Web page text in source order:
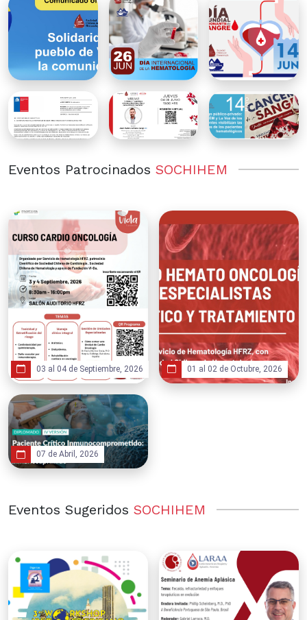
Eventos Patrocinados SOCHIHEM
03 al 04 de Septiembre, 2026 01 al 02 de Octubre, 2026
07 de Abril, 2026
Eventos Sugeridos SOCHIHEM